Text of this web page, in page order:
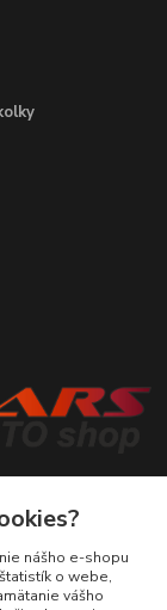
nášho e-shopu
o webe,
vášho